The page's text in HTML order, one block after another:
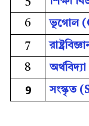
6 ভূগোল
7
8
9 সংস্কৃত